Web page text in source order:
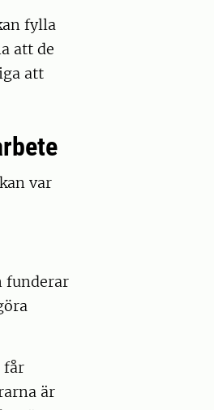
fylla
att de
att
var
funderar
får
är